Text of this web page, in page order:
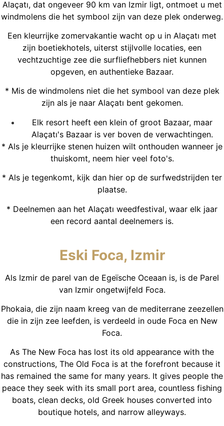
Alaçatı, dat ongeveer 90 km van Izmir ligt, ontmoet u met
windmolens die het symbool zijn van deze plek onderweg.
Een kleurrijke zomervakantie wacht op u in Alaçatı met
zijn boetiekhotels, uiterst stijlvolle locaties, een
vechtzuchtige zee die surfliefhebbers niet kunnen
opgeven, en authentieke Bazaar.
* Mis de windmolens niet die het symbool van deze plek
zijn als je naar Alaçatı bent gekomen.
Elk resort heeft een klein of groot Bazaar, maar
Alaçatı's Bazaar is ver boven de verwachtingen.
* Als je kleurrijke stenen huizen wilt onthouden wanneer je
thuiskomt, neem hier veel foto's.
* Als je tegenkomt, kijk dan hier op de surfwedstrijden ter
plaatse.
* Deelnemen aan het Alaçatı weedfestival, waar elk jaar
een record aantal deelnemers is.
Eski Foca, Izmir
Als Izmir de parel van de Egeïsche Oceaan is, is de Parel
van Izmir ongetwijfeld Foca.
Phokaia, die zijn naam kreeg van de mediterrane zeezellen
die in zijn zee leefden, is verdeeld in oude Foca en New
Foca.
As The New Foca has lost its old appearance with the
constructions, The Old Foca is at the forefront because it
has remained the same for many years. It gives people the
peace they seek with its small port area, countless fishing
boats, clean decks, old Greek houses converted into
boutique hotels, and narrow alleyways.